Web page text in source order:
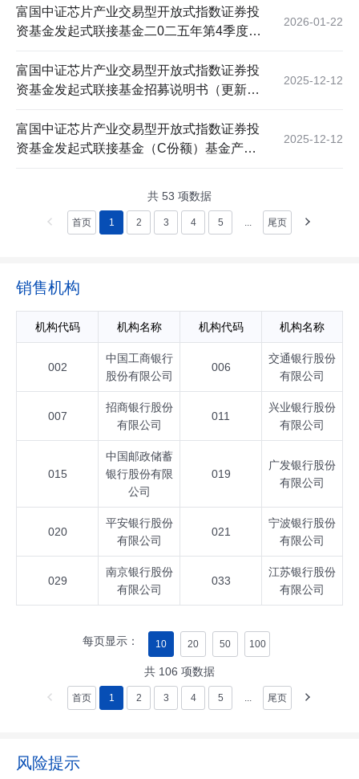
富国中证芯片产业交易型开放式指数证券投
资基金发起式联接基金二0二五年第4季度报
2026-01-22
富国中证芯片产业交易型开放式指数证券投
资基金发起式联接基金招募说明书（更新）
2025-12-12
富国中证芯片产业交易型开放式指数证券投
资基金发起式联接基金（C份额）基金产品
2025-12-12
共 53 项数据
首页 1 2 3 4 5 ... 尾页
销售机构
机构代码 机构名称 机构代码 机构名称
002
中国工商银行
股份有限公司
006
交通银行股份
有限公司
007
招商银行股份
有限公司
011
兴业银行股份
有限公司
015
中国邮政储蓄
银行股份有限
公司
019
广发银行股份
有限公司
020
平安银行股份
有限公司
021
宁波银行股份
有限公司
029
南京银行股份
有限公司
033
江苏银行股份
有限公司
每页显示： 10 20 50 100
共 106 项数据
首页 1 2 3 4 5 ... 尾页
风险提示